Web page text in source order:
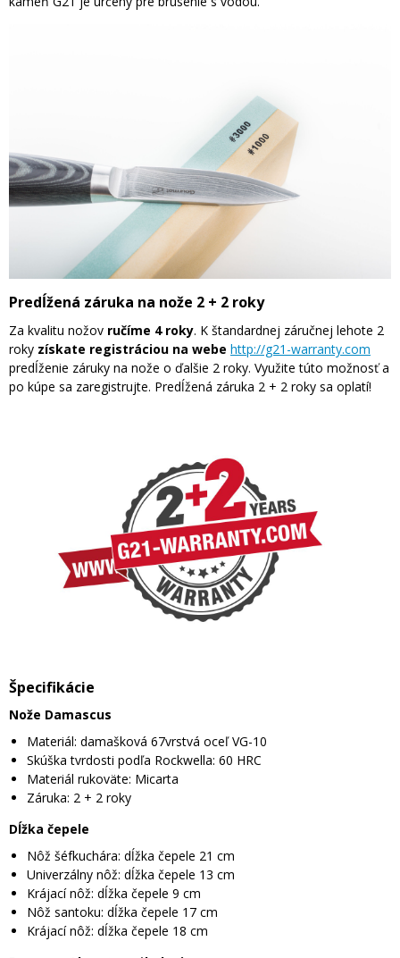
Predĺžená záruka na nože 2 + 2 roky
Za kvalitu nožov ručíme 4 roky. K štandardnej záručnej lehote 2
roky získate registráciou na webe http://g21-warranty.com
predĺženie záruky na nože o ďalšie 2 roky. Využite túto možnosť a
po kúpe sa zaregistrujte. Predĺžená záruka 2 + 2 roky sa oplatí!
Špecifikácie
Nože Damascus
Materiál: damašková 67vrstvá oceľ VG-10
Skúška tvrdosti podľa Rockwella: 60 HRC
Materiál rukoväte: Micarta
Záruka: 2 + 2 roky
Dĺžka čepele
Nôž šéfkuchára: dĺžka čepele 21 cm
Univerzálny nôž: dĺžka čepele 13 cm
Krájací nôž: dĺžka čepele 9 cm
Nôž santoku: dĺžka čepele 17 cm
Krájací nôž: dĺžka čepele 18 cm